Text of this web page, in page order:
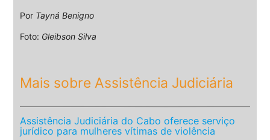
Por Tayná Benigno
Foto: Gleibson Silva
Mais sobre Assistência Judiciária
Assistência Judiciária do Cabo oferece serviço
jurídico para mulheres vítimas de violência